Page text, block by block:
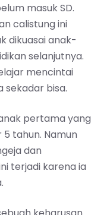
masuk SD.
calistung ini
dikuasai anak-
selanjutnya.
mencintai
sekadar bisa.
pertama yang
tahun. Namun
dan
terjadi karena ia